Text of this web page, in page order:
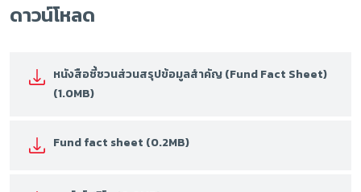
ดาวน์โหลด
หนังสือชี้ชวนส่วนสรุปข้อมูลสำคัญ (Fund Fact Sheet)
(1.0MB)
Fund fact sheet (0.2MB)